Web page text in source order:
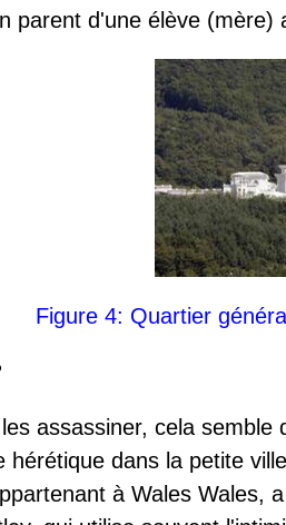
parent d'une élève
Figure 4: Quartier
assassiner, cela
dans la petite
à Wales